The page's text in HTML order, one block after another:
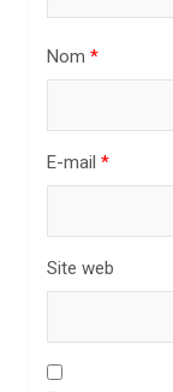
Nom *
E-mail *
Site web